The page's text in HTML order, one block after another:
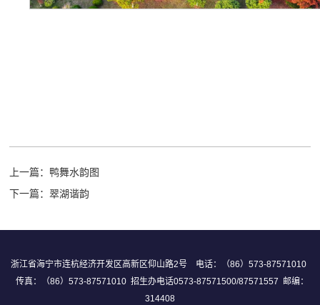
上一篇： 鸭舞水韵图
下一篇：翠湖谐韵
浙江省海宁市连杭经济开发区高新区仰山路2号 电话：（86）573-87571010
传真：（86）573-87571010 招生办电话0573-87571500/87571557 邮编：
314408